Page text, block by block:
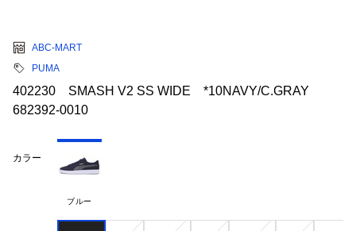
ABC-MART
PUMA
402230 SMASH V2 SS WIDE *10NAVY/C.GRAY
682392-0010
カラー
ブルー